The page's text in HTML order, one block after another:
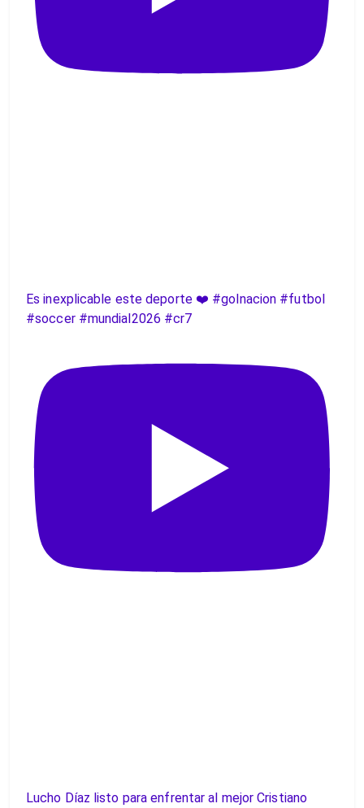
Es inexplicable este deporte ❤️ #golnacion #futbol
#soccer #mundial2026 #cr7
Lucho Díaz listo para enfrentar al mejor Cristiano